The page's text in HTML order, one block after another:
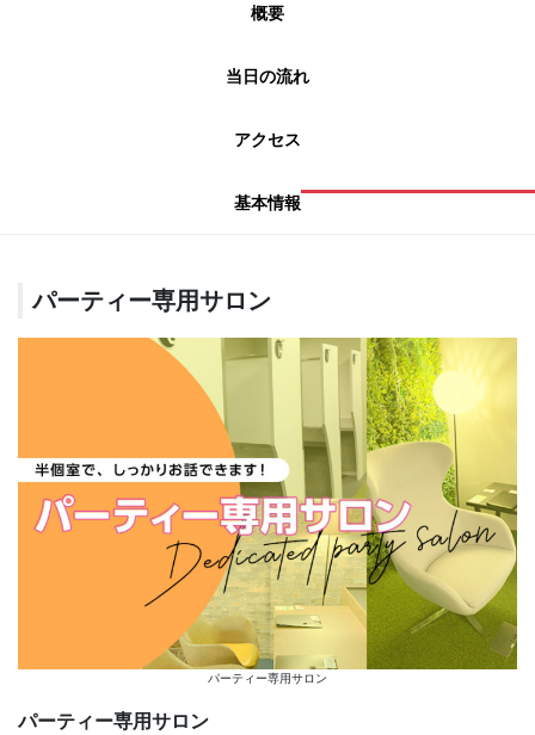
概要
当日の流れ
アクセス
基本情報
パーティー専用サロン
パーティー専用サロン
パーティー専用サロン